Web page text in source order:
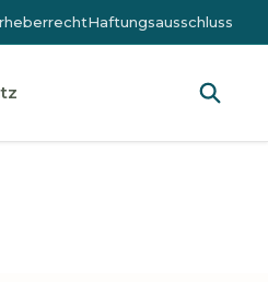
Haftungsausschluss